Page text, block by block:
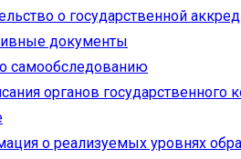
о государственной
документы
самообследованию
органов государственного
о реализуемых уровнях